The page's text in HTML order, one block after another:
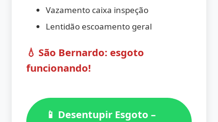
Vazamento caixa inspeção
Lentidão escoamento geral
💧 São Bernardo: esgoto
funcionando!
📱 Desentupir Esgoto –